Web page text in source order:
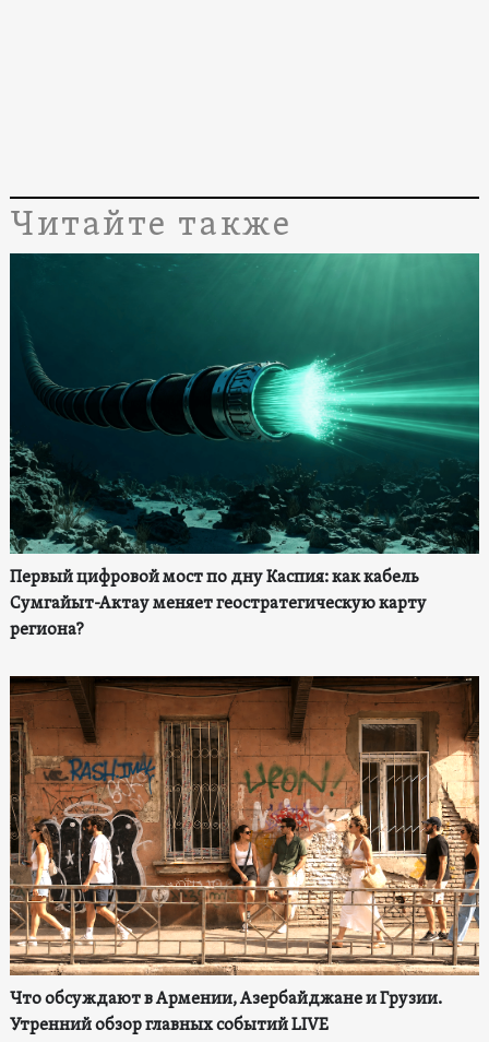
Читайте также
Первый цифровой мост по дну Каспия: как кабель
Сумгайыт-Актау меняет геостратегическую карту
региона?
Что обсуждают в Армении, Азербайджане и Грузии.
Утренний обзор главных событий LIVE